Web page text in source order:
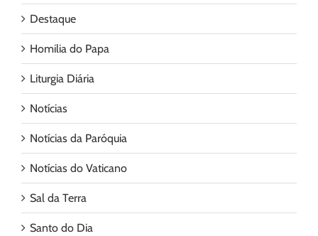
Destaque
Homilia do Papa
Liturgia Diária
Notícias
Notícias da Paróquia
Notícias do Vaticano
Sal da Terra
Santo do Dia